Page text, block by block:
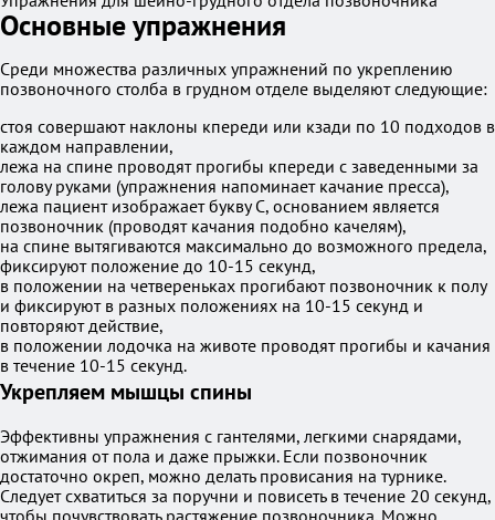
Основные упражнения
Среди множества различных упражнений по укреплению
позвоночного столба в грудном отделе выделяют следующие:
стоя совершают наклоны кпереди или кзади по 10 подходов в
каждом направлении,
лежа на спине проводят прогибы кпереди с заведенными за
голову руками (упражнения напоминает качание пресса),
лежа пациент изображает букву С, основанием является
позвоночник (проводят качания подобно качелям),
на спине вытягиваются максимально до возможного предела,
фиксируют положение до 10-15 секунд,
в положении на четвереньках прогибают позвоночник к полу
и фиксируют в разных положениях на 10-15 секунд и
повторяют действие,
в положении лодочка на животе проводят прогибы и качания
в течение 10-15 секунд.
Укрепляем мышцы спины
Эффективны упражнения с гантелями, легкими снарядами,
отжимания от пола и даже прыжки. Если позвоночник
достаточно окреп, можно делать провисания на турнике.
Следует схватиться за поручни и повисеть в течение 20 секунд,
чтобы почувствовать растяжение позвоночника. Можно